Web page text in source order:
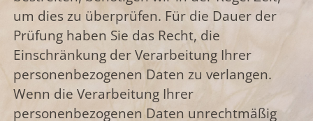
um dies zu überprüfen. Für die Dauer der
Prüfung haben Sie das Recht, die
Einschränkung der Verarbeitung Ihrer
personenbezogenen Daten zu verlangen.
Wenn die Verarbeitung Ihrer
personenbezogenen Daten unrechtmäßig